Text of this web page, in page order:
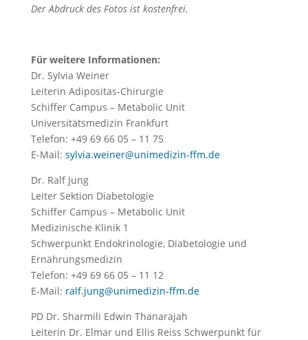
Der Abdruck des Fotos ist kostenfrei.
Für weitere Informationen:
Dr. Sylvia Weiner
Leiterin Adipositas-Chirurgie
Schiffer Campus – Metabolic Unit
Universitätsmedizin Frankfurt
Telefon: +49 69 66 05 – 11 75
E-Mail: sylvia.weiner@unimedizin-ffm.de
Dr. Ralf Jung
Leiter Sektion Diabetologie
Schiffer Campus – Metabolic Unit
Medizinische Klinik 1
Schwerpunkt Endokrinologie, Diabetologie und
Ernährungsmedizin
Telefon: +49 69 66 05 – 11 12
E-Mail: ralf.jung@unimedizin-ffm.de
PD Dr. Sharmili Edwin Thanarajah
Leiterin Dr. Elmar und Ellis Reiss Schwerpunkt für